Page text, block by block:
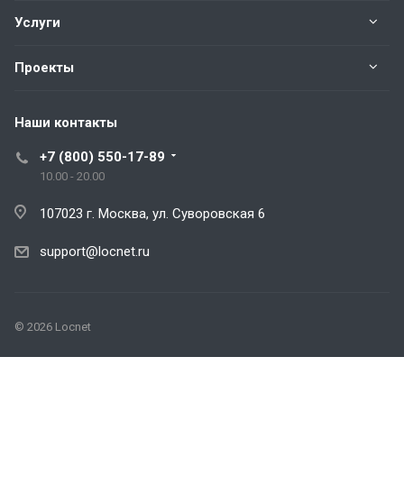
Услуги
Проекты
Наши контакты
+7 (800) 550-17-89
10.00 - 20.00
107023 г. Москва, ул. Суворовская 6
support@locnet.ru
© 2026 Locnet